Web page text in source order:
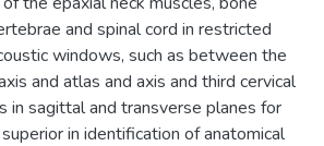
and spinal cord in restricted
windows, such as between the
and atlas and axis and third cervical
in sagittal and transverse planes for
in identification of anatomical